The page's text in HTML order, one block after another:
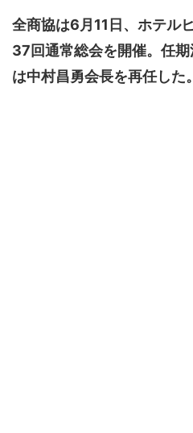
全商協は6月11日、ホテル
37回通常総会を開催。任
は中村昌勇会長を再任した。